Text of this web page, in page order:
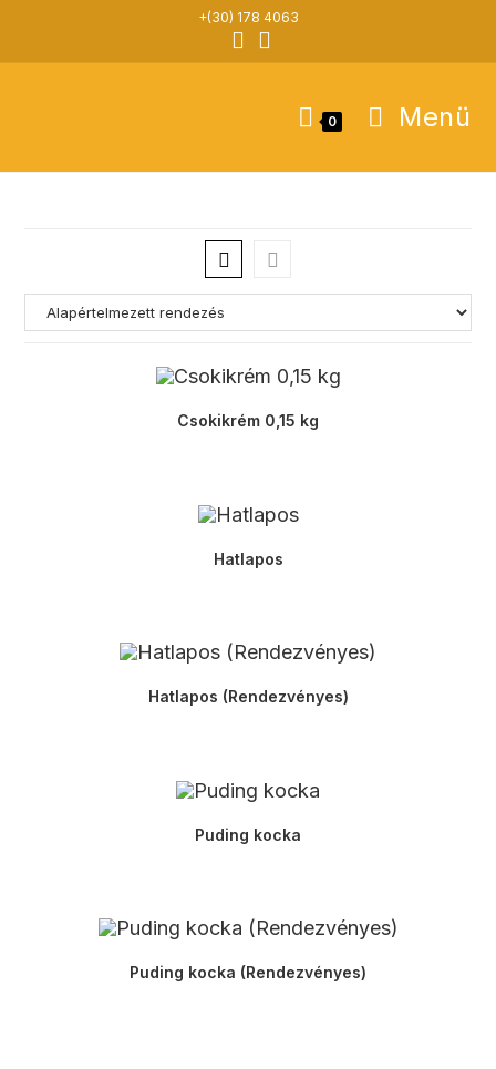
content
+(30) 178 4063
0 Menü
Csokikrém 0,15 kg
Hatlapos
Hatlapos (Rendezvényes)
Puding kocka
Puding kocka (Rendezvényes)